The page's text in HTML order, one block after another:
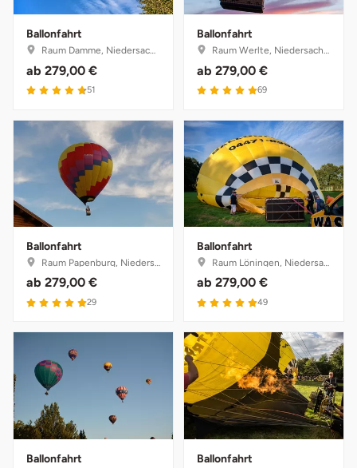
Ballonfahrt
Raum Damme, Niedersachsen
ab 279,00 €
4.8 von 5
51
Ballonfahrt
Raum Werlte, Niedersachsen
ab 279,00 €
5 von 5
69
Ballonfahrt
Raum Papenburg, Niedersachsen
ab 279,00 €
5 von 5
29
Ballonfahrt
Raum Löningen, Niedersachsen
ab 279,00 €
5 von 5
49
Ballonfahrt Ballonfahrt